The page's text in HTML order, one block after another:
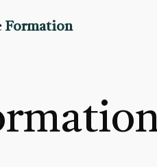
Formation